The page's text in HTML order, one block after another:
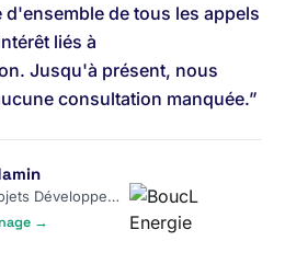
de tous les appels
liés à
Jusqu'à présent, nous
consultation manquée.”
Cheffe de projets Développement
→